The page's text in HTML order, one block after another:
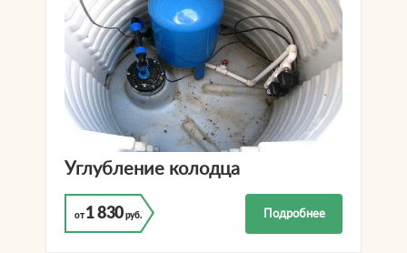
Углубление колодца
от 1 830 руб. Подробнее